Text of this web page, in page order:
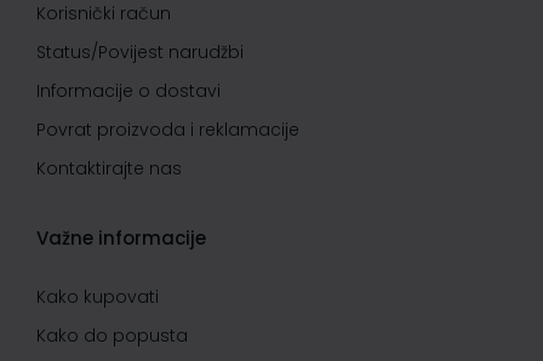
Korisnički račun
Status/Povijest narudžbi
Informacije o dostavi
Povrat proizvoda i reklamacije
Kontaktirajte nas
Važne informacije
Kako kupovati
Kako do popusta